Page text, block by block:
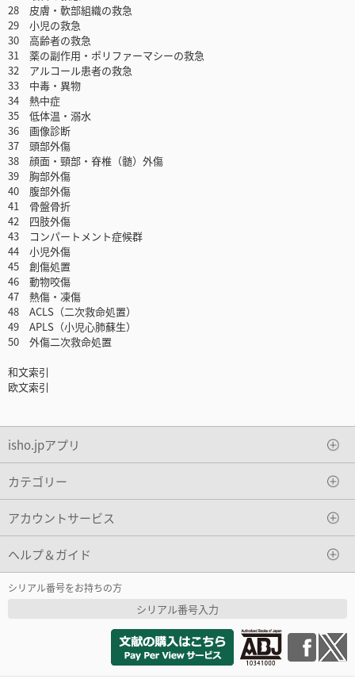
28 皮膚・軟部組織の救急
29 小児の救急
30 高齢者の救急
31 薬の副作用・ポリファーマシーの救急
32 アルコール患者の救急
33 中毒・異物
34 熱中症
35 低体温・溺水
36 画像診断
37 頭部外傷
38 顔面・頸部・脊椎（髄）外傷
39 胸部外傷
40 腹部外傷
41 骨盤骨折
42 四肢外傷
43 コンパートメント症候群
44 小児外傷
45 創傷処置
46 動物咬傷
47 熱傷・凍傷
48 ACLS（二次救命処置）
49 APLS（小児心肺蘇生）
50 外傷二次救命処置
和文索引
欧文索引
isho.jpアプリ
カテゴリー
アカウントサービス
ヘルプ＆ガイド
シリアル番号をお持ちの方
シリアル番号入力